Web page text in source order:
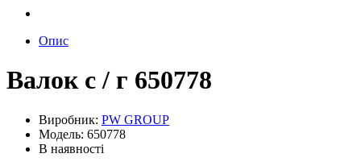
Опис
Валок с / г 650778
Виробник: PW GROUP
Модель: 650778
В наявності